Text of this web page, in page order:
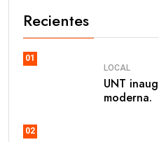
Recientes
01
LOCAL
UNT
moderna.
02